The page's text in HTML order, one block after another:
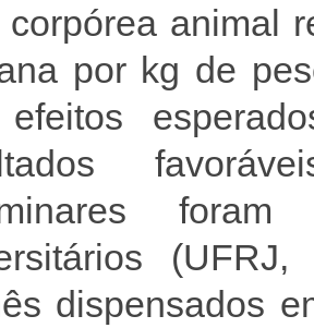
corpórea animal
por kg de
dispensados